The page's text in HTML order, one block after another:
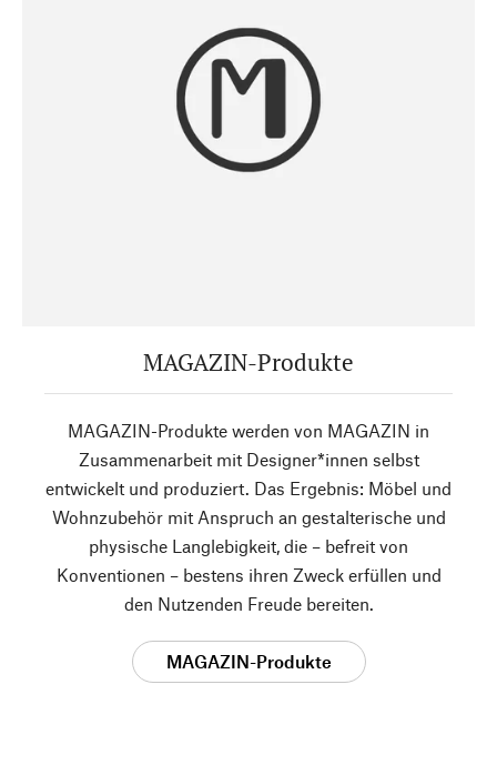
MAGAZIN-Produkte
MAGAZIN-Produkte werden von MAGAZIN in
Zusammenarbeit mit Designer*innen selbst
entwickelt und produziert. Das Ergebnis: Möbel und
Wohnzubehör mit Anspruch an gestalterische und
physische Langlebigkeit, die – befreit von
Konventionen – bestens ihren Zweck erfüllen und
den Nutzenden Freude bereiten.
MAGAZIN-Produkte